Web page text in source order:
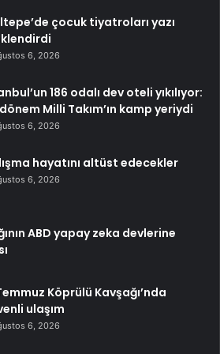
çocuk tiyatroları yazı
6, 2026
186 odalı dev oteli yıkılıyor:
Milli Takım’ın kamp yeriydi
6, 2026
hayatını altüst edecekler
6, 2026
ABD yapay zeka devlerine
Köprülü Kavşağı’nda
ulaşım
6, 2026